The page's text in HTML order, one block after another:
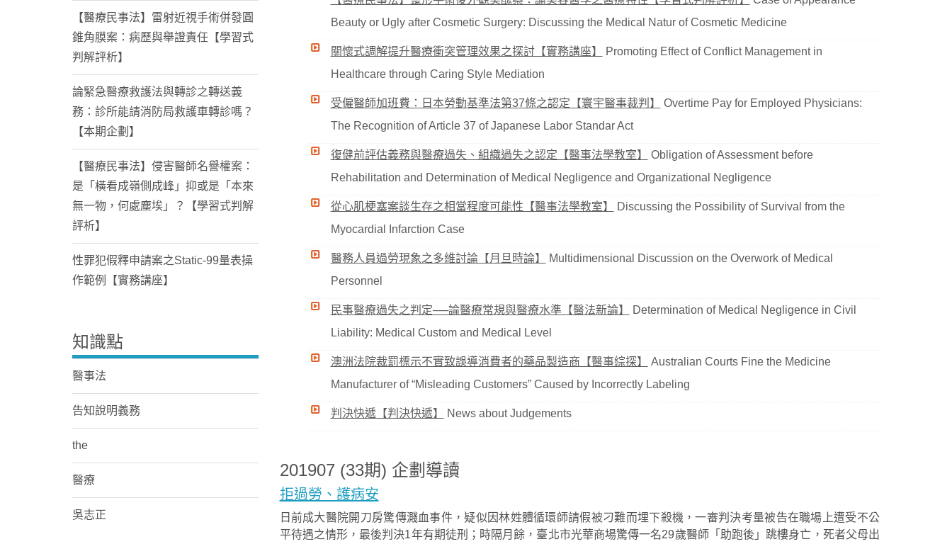
Beauty or Ugly after Cosmetic Surgery: Discussing the Medical Natur of Cosmetic Medicine
關懷式調解提升醫療衝突管理效果之探討【實務講座】
Promoting Effect of Conflict Management in
Healthcare through Caring Style Mediation
受僱醫師加班費：日本勞動基準法第37條之認定【寰宇醫事裁判】
Overtime Pay for Employed Physicians:
The Recognition of Article 37 of Japanese Labor Standar Act
復健前評估義務與醫療過失、組織過失之認定【醫事法學教室】
Obligation of Assessment before
Rehabilitation and Determination of Medical Negligence and Organizational Negligence
從心肌梗塞案談生存之相當程度可能性【醫事法學教室】
Discussing the Possibility of Survival from the
Myocardial Infarction Case
醫務人員過勞現象之多維討論【月旦時論】
Multidimensional Discussion on the Overwork of Medical
Personnel
民事醫療過失之判定──論醫療常規與醫療水準【醫法新論】
Determination of Medical Negligence in Civil
Liability: Medical Custom and Medical Level
澳洲法院裁罰標示不實致誤導消費者的藥品製造商【醫事綜探】
Australian Courts Fine the Medicine
Manufacturer of “Misleading Customers” Caused by Incorrectly Labeling
判決快遞【判決快遞】 News about Judgements
201907 (33期) 企劃導讀
拒過勞、護病安
日前成大醫院開刀房驚傳濺血事件，疑似因林姓體循環師請假被刁難而埋下殺機，一審判決考量被告在職場上遭受不公
平待遇之情形，最後判決1年有期徒刑；時隔月餘，臺北市光華商場驚傳一名29歲醫師「助跑後」跳樓身亡，死者父母出
【醫療民事法】雷射近視手術併發圓
錐角膜案：病歷與舉證責任【學習式
判解評析】
論緊急醫療救護法與轉診之轉送義
務：診所能請消防局救護車轉診嗎？
【本期企劃】
【醫療民事法】侵害醫師名譽權案：
是「橫看成嶺側成峰」抑或是「本來
無一物，何處塵埃」？【學習式判解
評析】
性罪犯假釋申請案之Static-99量表操
作範例【實務講座】
知識點
醫事法
告知說明義務
the
醫療
吳志正